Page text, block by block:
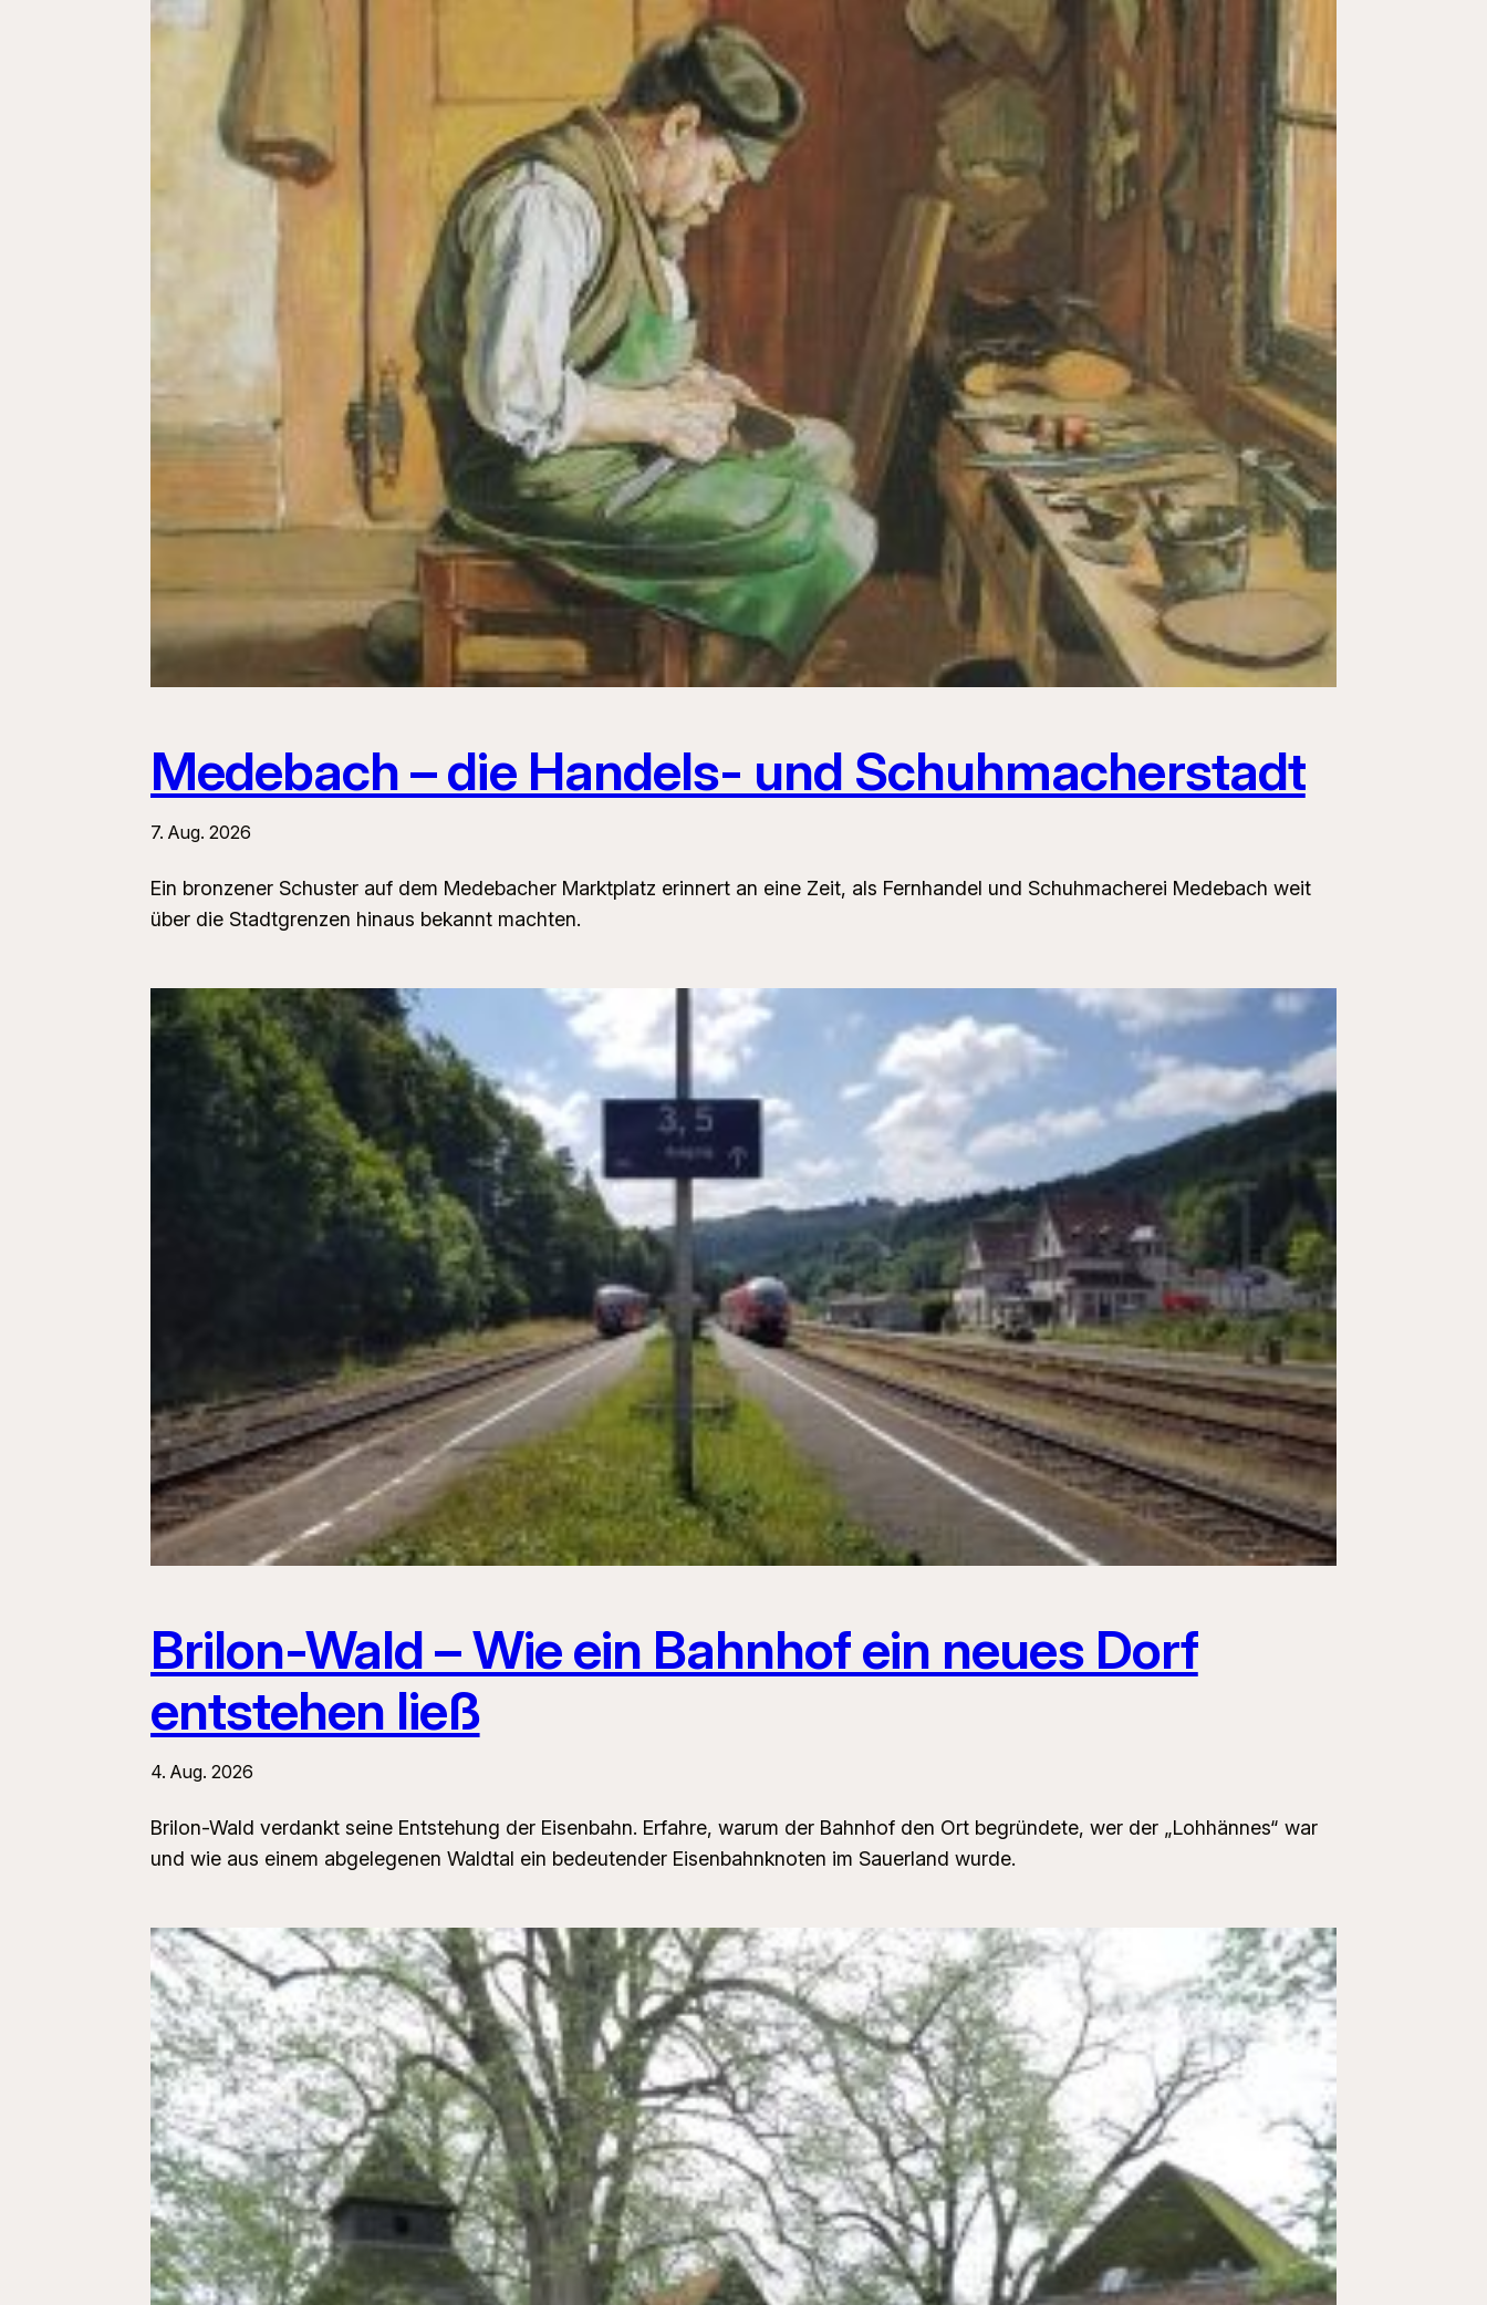
Medebach – die Handels- und Schuhmacherstadt
7. Aug. 2026
Ein bronzener Schuster auf dem Medebacher Marktplatz erinnert an eine Zeit, als Fernhandel und Schuhmacherei Medebach weit
über die Stadtgrenzen hinaus bekannt machten.
Brilon-Wald – Wie ein Bahnhof ein neues Dorf
entstehen ließ
4. Aug. 2026
Brilon-Wald verdankt seine Entstehung der Eisenbahn. Erfahre, warum der Bahnhof den Ort begründete, wer der „Lohhännes“ war
und wie aus einem abgelegenen Waldtal ein bedeutender Eisenbahnknoten im Sauerland wurde.